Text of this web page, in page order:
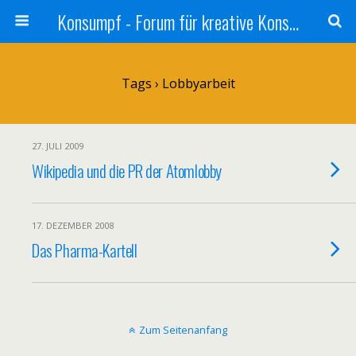
Konsumpf - Forum für kreative Konsumkritik - Culture Jamming, Nachhaltigkeit, Konzernkritik, Adbusting
Tags › Lobbyarbeit
27. JULI 2009
Wikipedia und die PR der Atomlobby
17. DEZEMBER 2008
Das Pharma-Kartell
Zum Seitenanfang